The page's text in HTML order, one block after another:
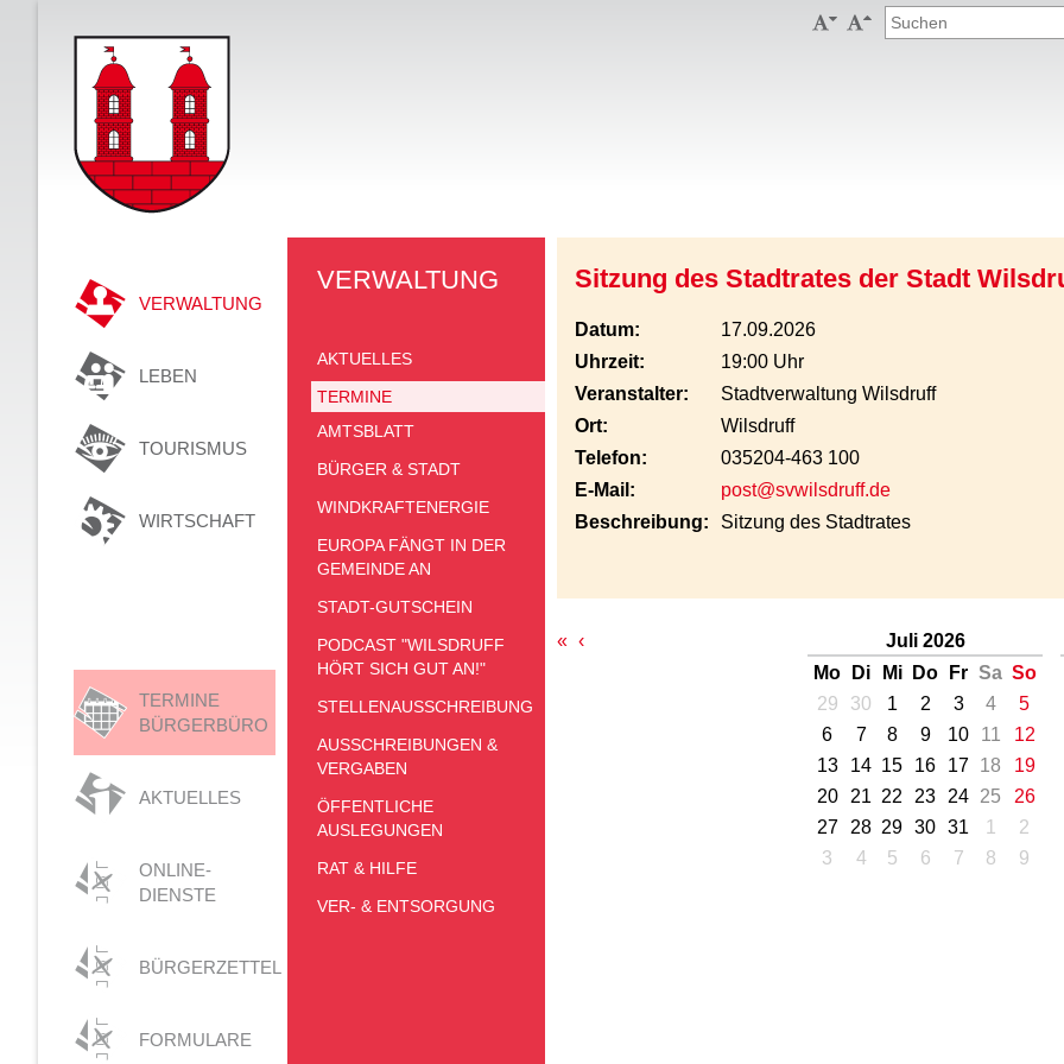
 
VERWALTUNG
LEBEN
TOURISMUS
WIRTSCHAFT
TERMINE
BÜRGERBÜRO
AKTUELLES
ONLINE-
DIENSTE
BÜRGERZETTEL
FORMULARE
VERWALTUNG
AKTUELLES
TERMINE
AMTSBLATT
BÜRGER & STADT
WINDKRAFTENERGIE
EUROPA FÄNGT IN DER
GEMEINDE AN
STADT-GUTSCHEIN
PODCAST "WILSDRUFF
HÖRT SICH GUT AN!"
STELLENAUSSCHREIBUNG
AUSSCHREIBUNGEN &
VERGABEN
ÖFFENTLICHE
AUSLEGUNGEN
RAT & HILFE
VER- & ENTSORGUNG
Sitzung des Stadtrates der Stadt
Datum:
17.09.2026
Uhrzeit:
19:00 Uhr
Veranstalter:
Stadtverwaltung Wilsdruff
Ort:
Wilsdruff
Telefon:
035204-463 100
E-Mail:
post@svwilsdruff.de
Beschreibung:
Sitzung des Stadtrates
« ‹
Juli 2026
Mo
Di Mi Do Fr Sa So
29
30 1 2 3 4
5
6
7 8 9 10 11
12
13
14 15 16 17 18
19
20
21 22 23 24 25
26
27
28 29 30 31 1
2
3
4 5 6 7 8 9